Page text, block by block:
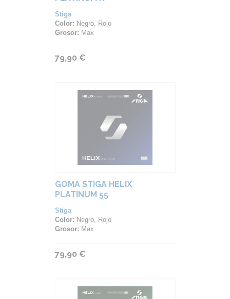
Stiga
Color: Negro, Rojo
Grosor: Max
79,90 €
GOMA STIGA HELIX
PLATINUM 55
Stiga
Color: Negro, Rojo
Grosor: Max
79,90 €